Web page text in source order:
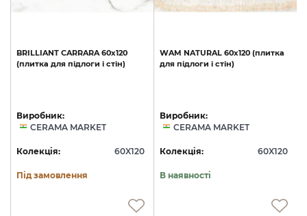
BRILLIANT CARRARA 60х120
(плитка для підлоги і стін)
Виробник:
CERAMA MARKET
Колекція: 60X120
Під замовлення
WAM NATURAL 60х120 (плитка
для підлоги і стін)
Виробник:
CERAMA MARKET
Колекція: 60X120
В наявності